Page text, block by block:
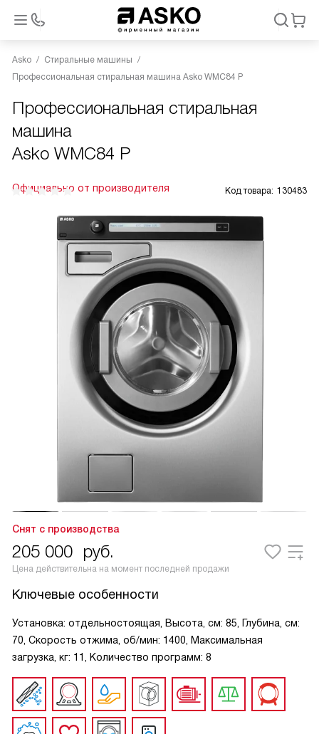
Asko
Стиральные машины
Профессиональная стиральная машина Asko WMC84 P
Профессиональная стиральная
машина
Asko WMC84 P
Официально от производителя Код товара: 130483
Снят с производства
205 000 руб.
Цена действительна на момент последней продажи
Ключевые особенности
Установка: отдельностоящая, Высота, см: 85, Глубина, см:
70, Скорость отжима, об/мин: 1400, Максимальная
загрузка, кг: 11, Количество программ: 8